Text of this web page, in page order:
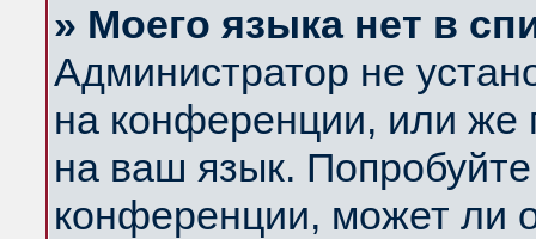
» Моего языка нет в
Администратор не
на конференции, или же
на ваш язык.
конференции, может ли